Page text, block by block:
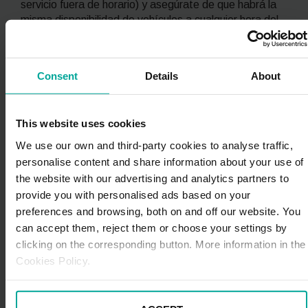
Consent Details About
This website uses cookies
We use our own and third-party cookies to analyse traffic,
personalise content and share information about your use of
the website with our advertising and analytics partners to
provide you with personalised ads based on your
preferences and browsing, both on and off our website. You
can accept them, reject them or choose your settings by
clicking on the corresponding button. More information in the
Cookies Policy.
servicio fuera de horario) y asegúrate de que habrá la
misma disponibilidad de vehículos a cualquier hora del
día (algunas compañías puede que de noche ofrezcan
Sé flexible con la duración del contrato de
alquiler
lugar de un solo es más caro, pero algunas compañías
ofrecen mejores tarifas para alquileres largos en lugar
de cortos. Consulta las tarifas de cada empresa
jugando con diferentes opciones y compáralas para
obtener el precio que más se ajuste a tus necesidades.
Trucos para ahorrar en seguros y
extras del alquiler
Además de tener en cuenta todas las consideraciones
siguientes trucos para rebajar aún más el precio del